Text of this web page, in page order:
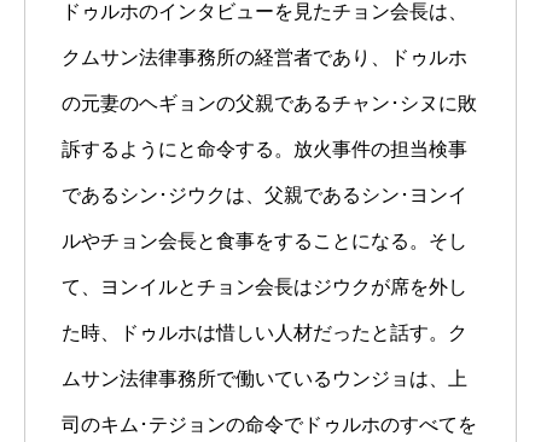
ドゥルホのインタビューを見たチョン会長は、
クムサン法律事務所の経営者であり、ドゥルホ
の元妻のヘギョンの父親であるチャン･シヌに敗
訴するようにと命令する。放火事件の担当検事
であるシン･ジウクは、父親であるシン･ヨンイ
ルやチョン会長と食事をすることになる。そし
て、ヨンイルとチョン会長はジウクが席を外し
た時、ドゥルホは惜しい人材だったと話す。ク
ムサン法律事務所で働いているウンジョは、上
司のキム･テジョンの命令でドゥルホのすべてを